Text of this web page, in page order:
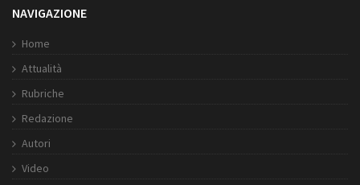
NAVIGAZIONE
Home
Attualità
Rubriche
Redazione
Autori
Video